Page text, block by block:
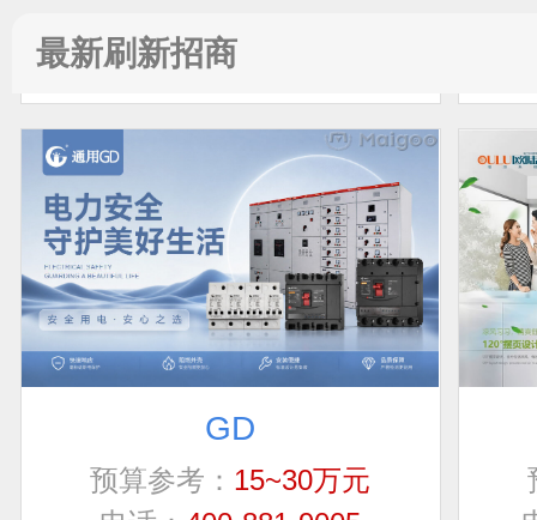
最新刷新招商
申请加盟
GD
预算参考：
15~30万元
电话：
400-881-9005